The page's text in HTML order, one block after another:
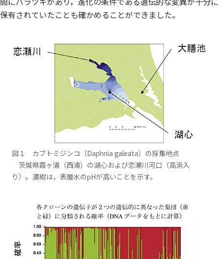
保有されていたことも確かめることができました。
図１ カブトミジンコ（Daphnia galeata）の採集地点
茨城県霞ヶ浦（西浦）の湖心および恋瀬川河口（高浜入
り）。濃紺は，表層水のpHが高いことを示す。